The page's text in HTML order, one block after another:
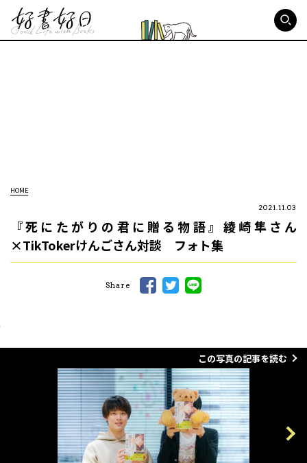
HOME
2021.11.03
『死にたがりの君に贈る物語』綾崎隼さん
×TikTokerけんごさん対談 フォト集
Share
この写真の記事を読む
Next